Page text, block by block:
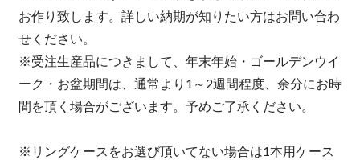
お作り致します。詳しい納期が知りたい方はお問い合わ
せください。
※受注生産品につきまして、年末年始・ゴールデンウイ
ーク・お盆期間は、通常より1～2週間程度、余分にお時
間を頂く場合がございます。予めご了承ください。
※リングケースをお選び頂いてない場合は1本用ケース